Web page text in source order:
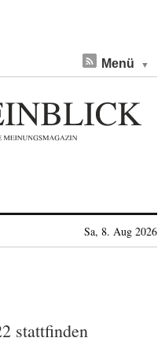
Menü
Sa, 8. Aug 2026
stattfinden